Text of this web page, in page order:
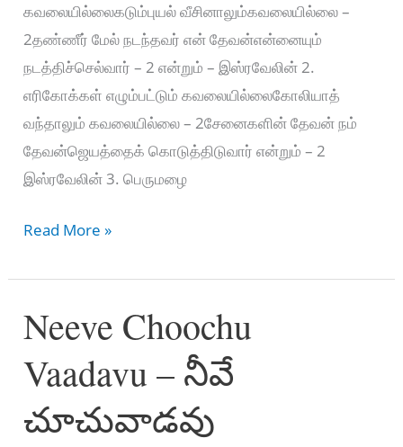
கவலையில்லைகடும்புயல் வீசினாலும்கவலையில்லை –
2தண்ணீர் மேல் நடந்தவர் என் தேவன்என்னையும்
நடத்திச்செல்வார் – 2 என்றும் – இஸ்ரவேலின் 2.
எரிகோக்கள் எழும்பட்டும் கவலையில்லைகோலியாத்
வந்தாலும் கவலையில்லை – 2சேனைகளின் தேவன் நம்
தேவன்ஜெயத்தைக் கொடுத்திடுவார் என்றும் – 2
இஸ்ரவேலின் 3. பெருமழை
இஸ்ரவேலின்
–
Isravelin
devan
Read More »
Neeve Choochu
Vaadavu – నీవే
చూచువాడవు